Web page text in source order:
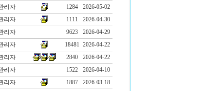
리자 1284
2026-05-02
리자 1111
2026-04-30
리자 9623
2026-04-29
리자 18481 2026-04-22
리자 2840
2026-04-22
리자 1522
2026-04-10
리자 1887
2026-03-18